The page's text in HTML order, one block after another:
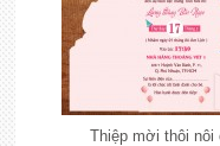
Thiệp mời thôi nôi